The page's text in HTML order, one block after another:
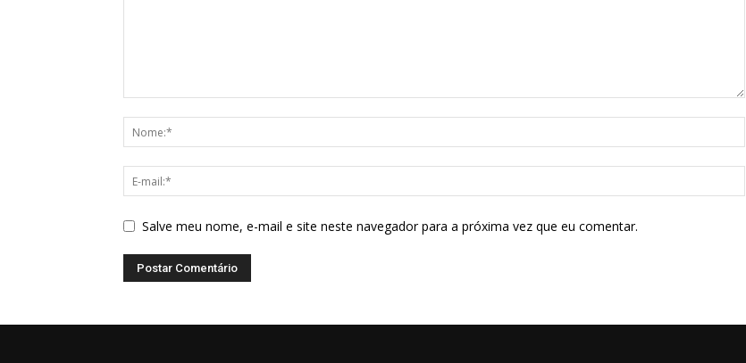
Salve meu nome, e-mail e site neste navegador para a próxima vez que eu comentar.